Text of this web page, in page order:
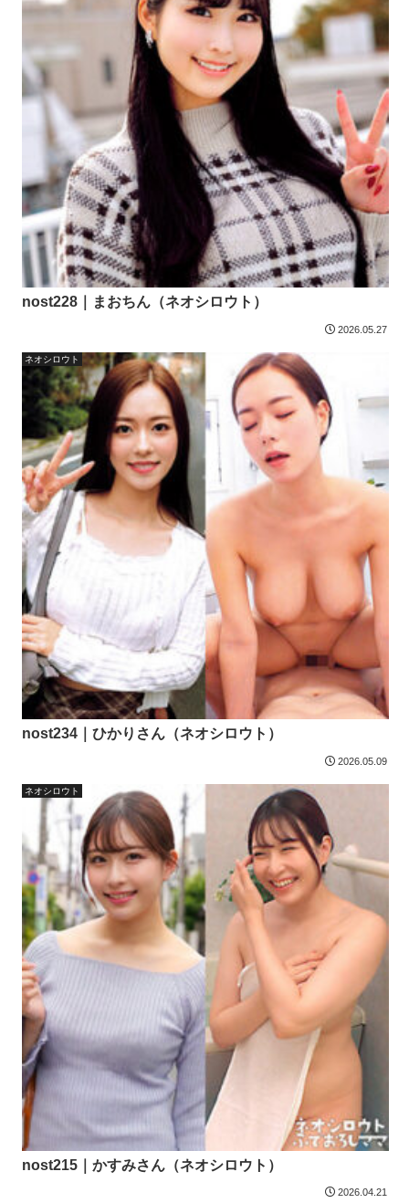
nost228｜まおちん（ネオシロウト）
2026.05.27
ネオシロウト
nost234｜ひかりさん（ネオシロウト）
2026.05.09
ネオシロウト
nost215｜かすみさん（ネオシロウト）
2026.04.21